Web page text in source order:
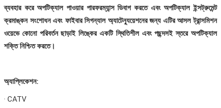
ব্যবহার করে অপটিক্যাল পাওয়ার পারফরম্যান্স ডিবাগ করতে এবং অপটিক্যাল ইন্সট্রুমেন্ট
ক্রমাঙ্কন সংশোধন এবং ফাইবার সিগন্যাল অ্যাটেন্যুয়েশনের জন্য এটির আসল ট্রান্সমিশন
ওয়েভে কোনো পরিবর্তন ছাড়াই লিঙ্কের একটি স্থিতিশীল এবং পছন্দসই স্তরে অপটিক্যাল
শক্তি নিশ্চিত করতে।
অ্যাপ্লিকেশন:
· CATV